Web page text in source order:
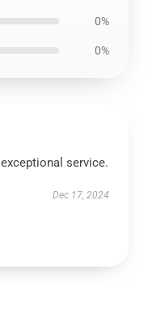
0%
0%
service.
Dec 17, 2024